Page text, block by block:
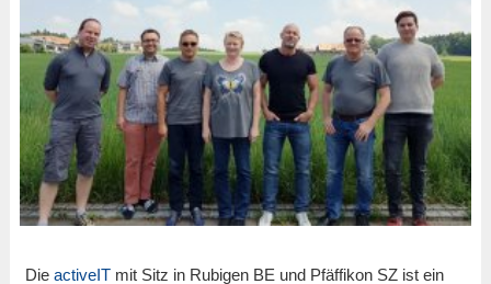
Die activeITmit Sitz in Rubigen BE und Pfäffikon SZ ist ein